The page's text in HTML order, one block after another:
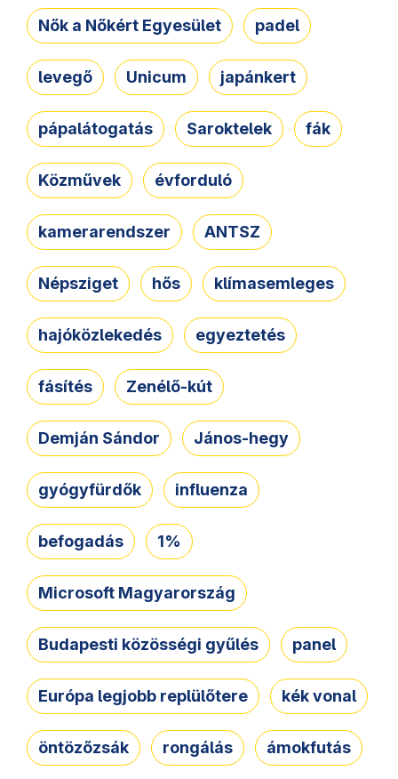
Nők a Nőkért Egyesület padel
levegő Unicum japánkert
pápalátogatás Saroktelek fák
Közművek évforduló
kamerarendszer ANTSZ
Népsziget hős klímasemleges
hajóközlekedés egyeztetés
fásítés Zenélő-kút
Demján Sándor János-hegy
gyógyfürdők influenza
befogadás 1%
Microsoft Magyarország
Budapesti közösségi gyűlés panel
Európa legjobb replülőtere kék vonal
öntözőzsák rongálás ámokfutás